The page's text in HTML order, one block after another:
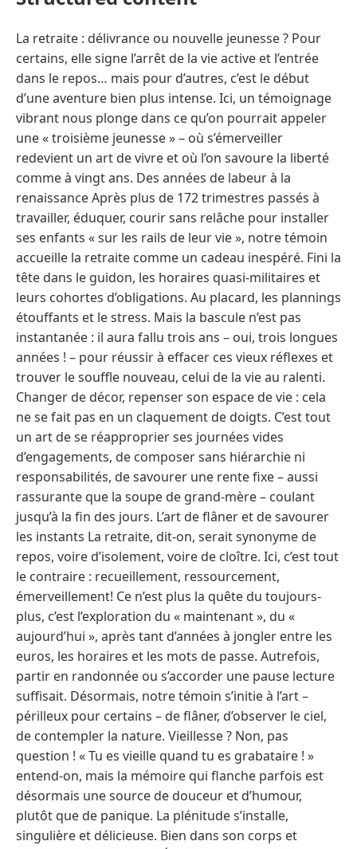
La retraite : délivrance ou nouvelle jeunesse ? Pour
certains, elle signe l’arrêt de la vie active et l’entrée
dans le repos… mais pour d’autres, c’est le début
d’une aventure bien plus intense. Ici, un témoignage
vibrant nous plonge dans ce qu’on pourrait appeler
une « troisième jeunesse » – où s’émerveiller
redevient un art de vivre et où l’on savoure la liberté
comme à vingt ans. Des années de labeur à la
renaissance Après plus de 172 trimestres passés à
travailler, éduquer, courir sans relâche pour installer
ses enfants « sur les rails de leur vie », notre témoin
accueille la retraite comme un cadeau inespéré. Fini la
tête dans le guidon, les horaires quasi-militaires et
leurs cohortes d’obligations. Au placard, les plannings
étouffants et le stress. Mais la bascule n’est pas
instantanée : il aura fallu trois ans – oui, trois longues
années ! – pour réussir à effacer ces vieux réflexes et
trouver le souffle nouveau, celui de la vie au ralenti.
Changer de décor, repenser son espace de vie : cela
ne se fait pas en un claquement de doigts. C’est tout
un art de se réapproprier ses journées vides
d’engagements, de composer sans hiérarchie ni
responsabilités, de savourer une rente fixe – aussi
rassurante que la soupe de grand-mère – coulant
jusqu’à la fin des jours. L’art de flâner et de savourer
les instants La retraite, dit-on, serait synonyme de
repos, voire d’isolement, voire de cloître. Ici, c’est tout
le contraire : recueillement, ressourcement,
émerveillement! Ce n’est plus la quête du toujours-
plus, c’est l’exploration du « maintenant », du «
aujourd’hui », après tant d’années à jongler entre les
euros, les horaires et les mots de passe. Autrefois,
partir en randonnée ou s’accorder une pause lecture
suffisait. Désormais, notre témoin s’initie à l’art –
périlleux pour certains – de flâner, d’observer le ciel,
de contempler la nature. Vieillesse ? Non, pas
question ! « Tu es vieille quand tu es grabataire ! »
entend-on, mais la mémoire qui flanche parfois est
désormais une source de douceur et d’humour,
plutôt que de panique. La plénitude s’installe,
singulière et délicieuse. Bien dans son corps et